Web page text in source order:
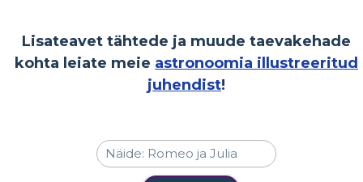
Lisateavet tähtede ja muude taevakehade
kohta leiate meie astronoomia illustreeritud
juhendist!